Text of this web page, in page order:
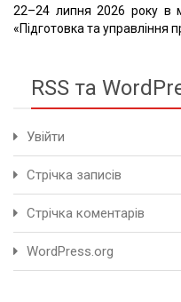
22–24 липня 2026 року в
«Підготовка та управління
RSS та
Увійти
Стрічка записів
Стрічка коментарів
WordPress.org